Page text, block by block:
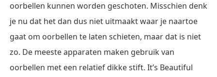
oorbellen kunnen worden geschoten. Misschien denk
je nu dat het dan dus niet uitmaakt waar je naartoe
gaat om oorbellen te laten schieten, maar dat is niet
zo. De meeste apparaten maken gebruik van
oorbellen met een relatief dikke stift. It’s Beautiful